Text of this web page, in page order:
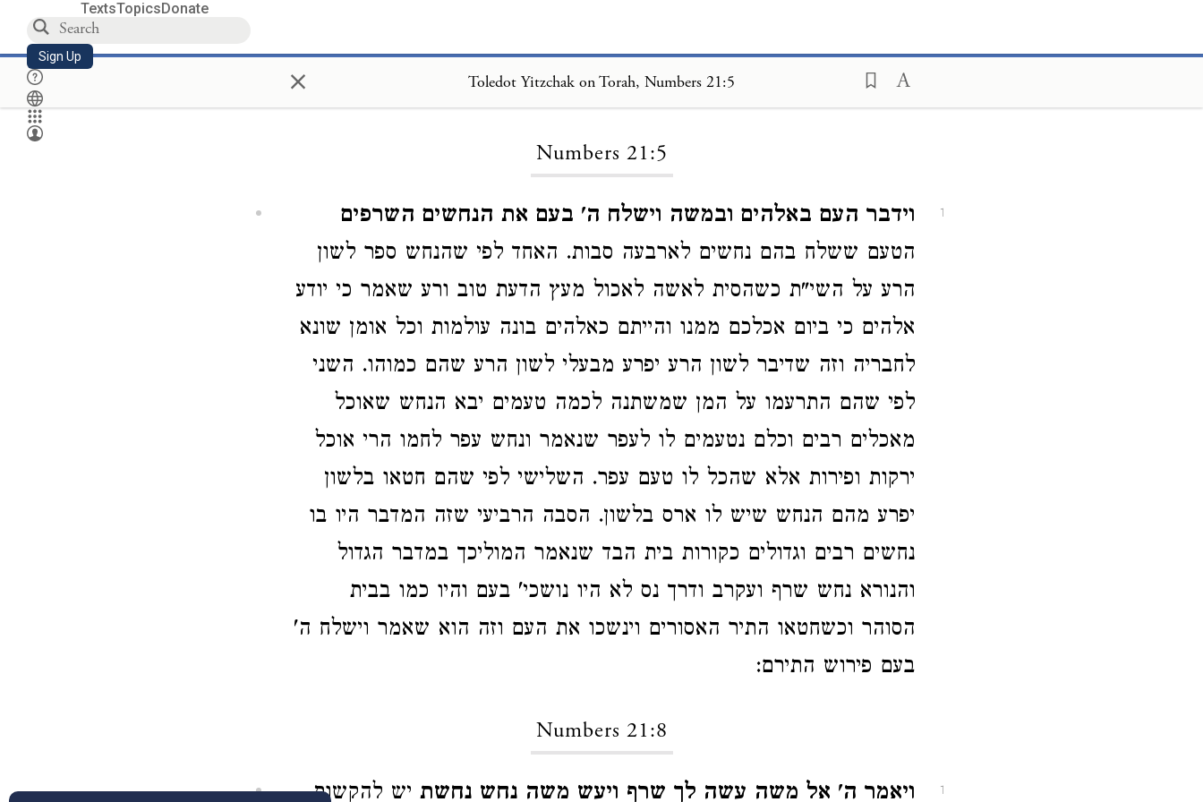
TextsTopicsDonate
Sign Up × Toledot Yitzchak on Torah, Numbers 21:5
Numbers 21:5
1
וידבר העם באלהים ובמשה וישלח ה' בעם את הנחשים השרפים
הטעם ששלח בהם נחשים לארבעה סבות. האחד לפי שהנחש ספר לשון
הרע על השי"ת כשהסית לאשה לאכול מעץ הדעת טוב ורע שאמר כי יודע
אלהים כי ביום אכלכם ממנו והייתם כאלהים בונה עולמות וכל אומן שונא
לחבריה וזה שדיבר לשון הרע יפרע מבעלי לשון הרע שהם כמוהו. השני
לפי שהם התרעמו על המן שמשתנה לכמה טעמים יבא הנחש שאוכל
מאכלים רבים וכלם נטעמים לו לעפר שנאמר ונחש עפר לחמו הרי אוכל
ירקות ופירות אלא שהכל לו טעם עפר. השלישי לפי שהם חטאו בלשון
יפרע מהם הנחש שיש לו ארס בלשון. הסבה הרביעי שזה המדבר היו בו
נחשים רבים וגדולים כקורות בית הבד שנאמר המוליכך במדבר הגדול
והנורא נחש שרף ועקרב ודרך נס לא היו נושכי' בעם והיו כמו בבית
הסוהר וכשחטאו התיר האסורים וינשכו את העם וזה הוא שאמר וישלח ה'
בעם פירוש התירם:
Numbers 21:8
1 ויאמר ה' אל משה עשה לך שרף ויעש משה נחש נחשת יש להקשות